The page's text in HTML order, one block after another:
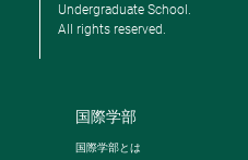
Undergraduate School.
All rights reserved.
国際学部
国際学部とは